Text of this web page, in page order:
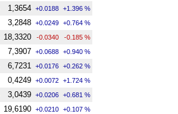
1,3654 +0.0188 +1.396 %
3,2848 +0.0249 +0.764 %
18,3320 -0.0340 -0.185 %
7,3907 +0.0688 +0.940 %
6,7231 +0.0176 +0.262 %
0,4249 +0.0072 +1.724 %
3,0439 +0.0206 +0.681 %
19,6190 +0.0210 +0.107 %